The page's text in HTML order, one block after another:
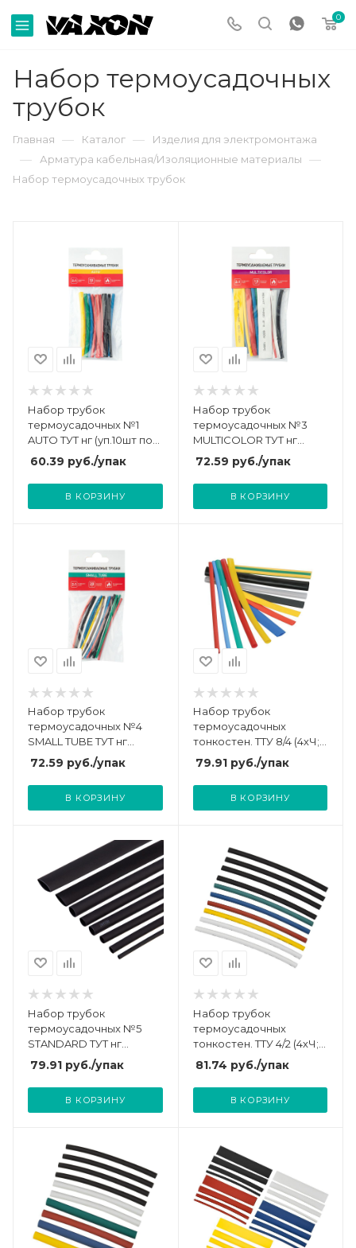
0
Набор термоусадочных
трубок
Главная — Каталог — Изделия для электромонтажа
— Арматура кабельная/Изоляционные материалы —
Набор термоусадочных трубок
Набор трубок
термоусадочных №1
AUTO ТУТ нг (уп.10шт по
10см) Rexant 29-0101
60.39 руб./упак
В КОРЗИНУ
Набор трубок
термоусадочных №3
MULTICOLOR ТУТ нг
(уп.13шт по10см) Rexant
29-0103
72.59 руб./упак
В КОРЗИНУ
Набор трубок
термоусадочных №4
SMALL TUBE ТУТ нг
(уп.20шт по 10см) Rexant
72.59 руб./упак
В КОРЗИНУ
Набор трубок
термоусадочных
тонкостен. ТТУ 8/4 (4хЧ;
2хБ; К; С; Ж; З) 10х10см
разноцвет. IEK UDRS-D4-
D8-10-10
79.91руб./упак
В КОРЗИНУ
Набор трубок
термоусадочных №5
STANDARD ТУТ нг
(уп.18шт по 10см) Rexant
29-0105
79.91 руб./упак
В КОРЗИНУ
Набор трубок
термоусадочных
тонкостен. ТТУ 4/2 (4хЧ;
2хБ; К; С; Ж; З) 10х10см
разноцвет. IEK UDRS-D2-
D4-10-10
81.74 руб./упак
В КОРЗИНУ